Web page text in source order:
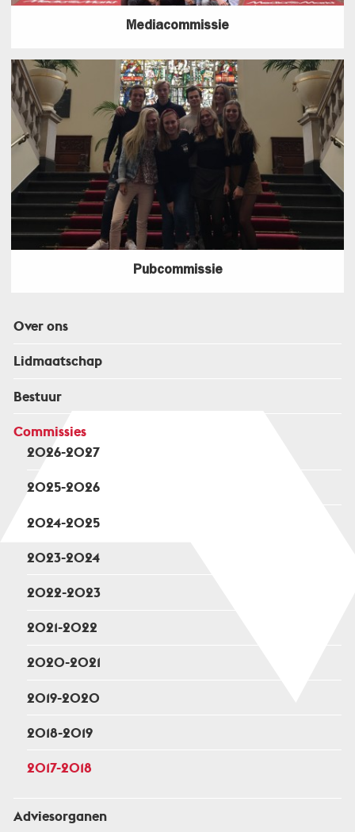
Over ons
Lidmaatschap
Bestuur
Commissies
2026-2027
2025-2026
2024-2025
2023-2024
2022-2023
2021-2022
2020-2021
2019-2020
2018-2019
2017-2018
Adviesorganen
Mediacommissie
Pubcommissie